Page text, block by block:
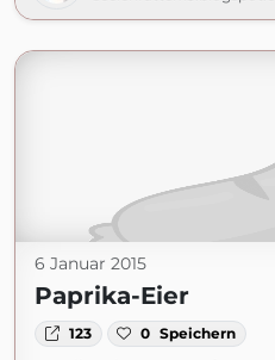
6 Januar 2015
Paprika-Eier
123 0 Speichern